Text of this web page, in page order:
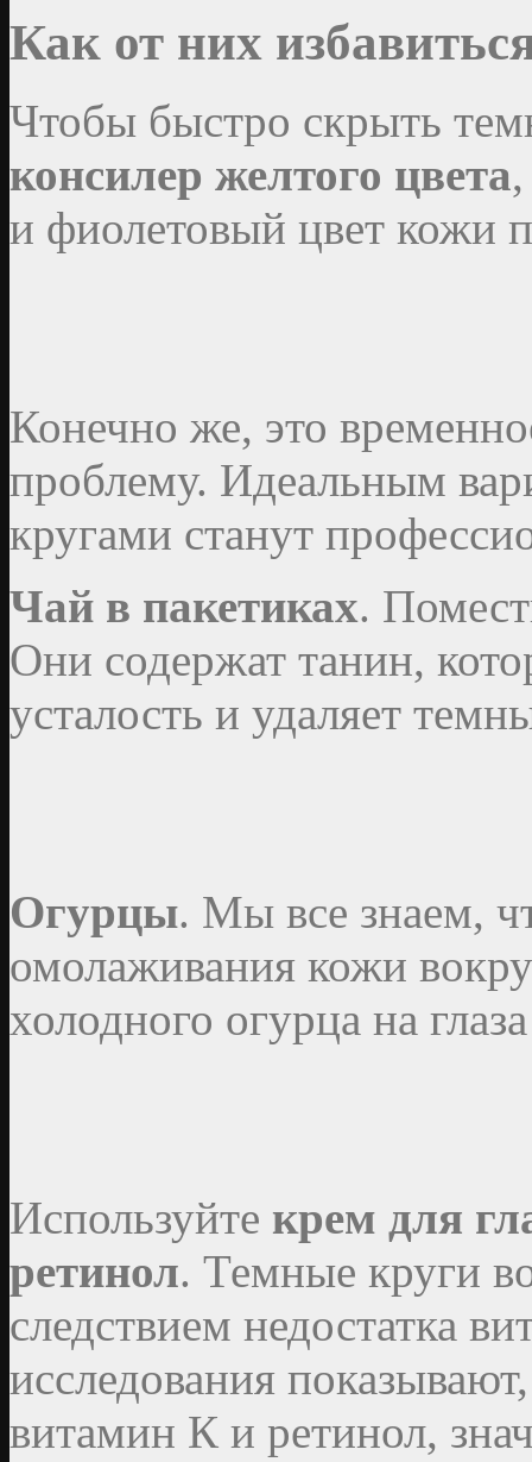
Как от них
Чтобы быстро скрыть
консилер желтого цвета
и фиолетовый цвет кожи
Конечно же, это
проблему. Идеальным
кругами станут
Чай в пакетиках.
Они содержат танин,
усталость и удаляет
Огурцы. Мы все знаем,
омолаживания кожи
холодного огурца на
Используйте крем для
ретинол. Темные круги
следствием недостатка
исследования
витамин К и ретинол,